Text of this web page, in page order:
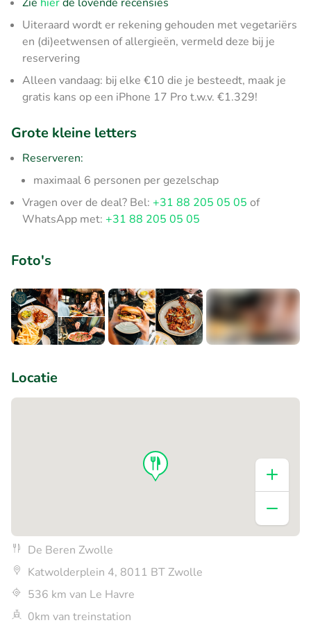
Uiteraard wordt er rekening gehouden met vegetariërs
en (di)eetwensen of allergieën, vermeld deze bij je
reservering
Alleen vandaag: bij elke €10 die je besteedt, maak je
gratis kans op een iPhone 17 Pro t.w.v. €1.329!
Grote kleine letters
Reserveren:
maximaal 6 personen per gezelschap
Vragen over de deal? Bel: +31 88 205 05 05 of
WhatsApp met: +31 88 205 05 05
Foto's
Locatie
De Beren Zwolle
Katwolderplein 4, 8011 BT Zwolle
536 km van Le Havre
0km van treinstation